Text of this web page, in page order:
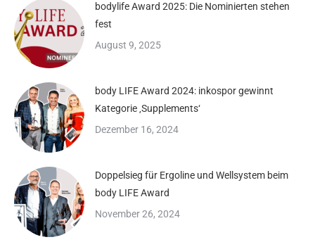
bodylife Award 2025: Die Nominierten stehen
fest
August 9, 2025
body LIFE Award 2024: inkospor gewinnt
Kategorie ‚Supplements‘
Dezember 16, 2024
Doppelsieg für Ergoline und Wellsystem beim
body LIFE Award
November 26, 2024